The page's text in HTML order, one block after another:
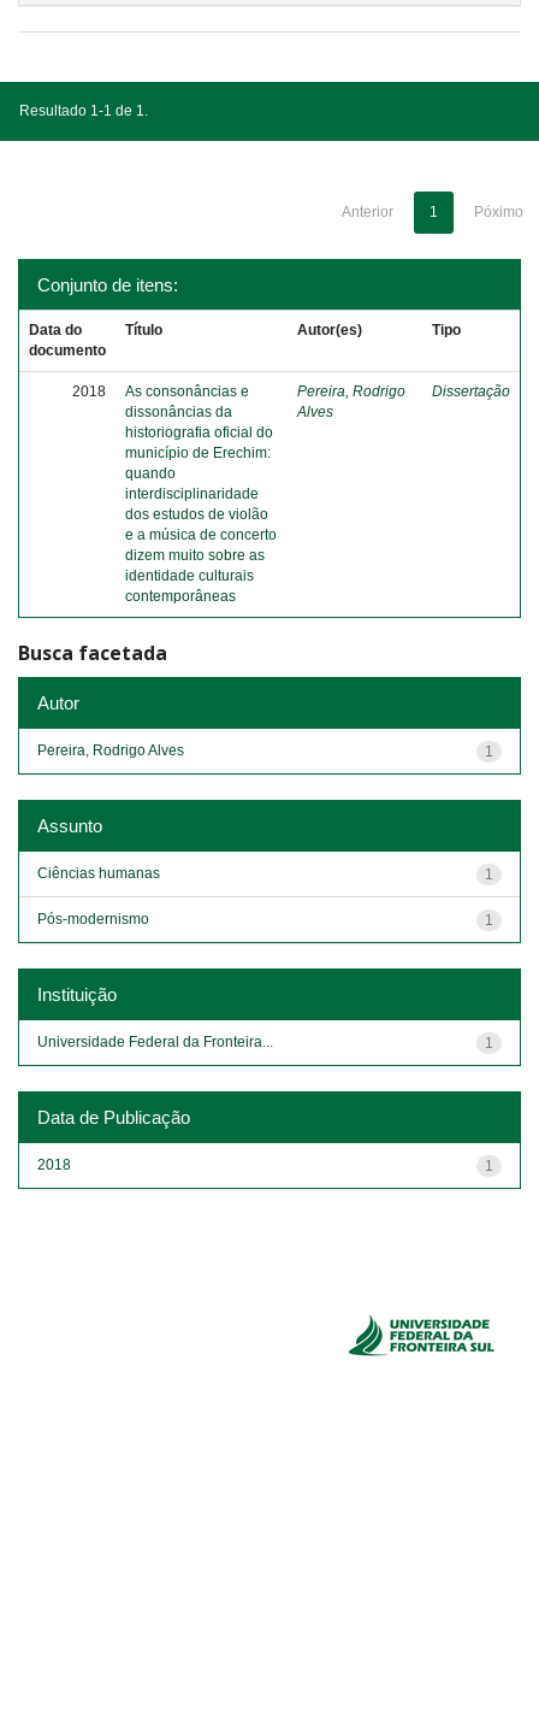
Resultado 1-1 de 1.
Anterior 1 Póximo
Conjunto de itens:
Data do
documento
Título Autor(es) Tipo
2018
As consonâncias e
dissonâncias da
historiografia oficial do
município de Erechim:
quando
interdisciplinaridade
dos estudos de violão
e a música de concerto
dizem muito sobre as
identidade culturais
contemporâneas
Pereira, Rodrigo
Alves
Dissertação
Busca facetada
Autor
1
Pereira, Rodrigo Alves
Assunto
1
Ciências humanas
1
Pós-modernismo
Instituição
1
Universidade Federal da Fronteira...
Data de Publicação
1
2018